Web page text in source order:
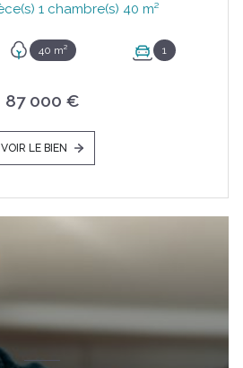
Maison 2 pièce(s) 1 chambre(s) 40 m²
40 m² 1
87 000 €
VOIR LE BIEN